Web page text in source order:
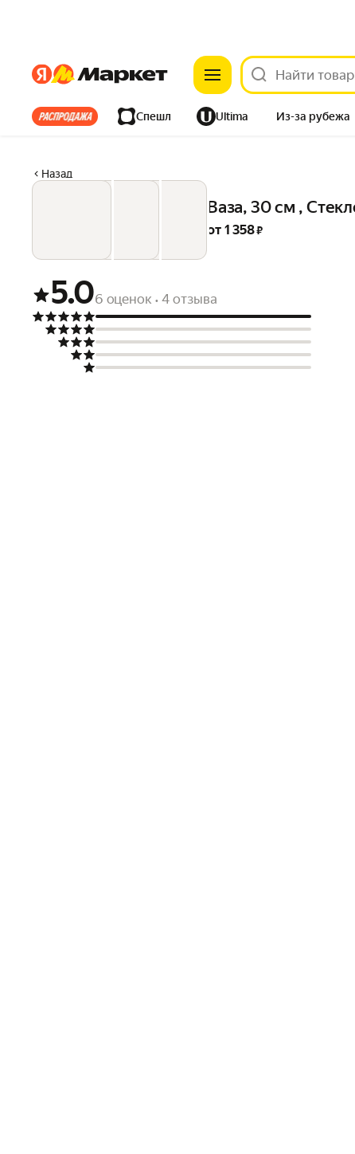
ЯндексЯндекс
Все хиты Спешл Ultima Из-за рубежа
Назад
Ваза, 30 см ,
от 1 358 ₽
5.06 оценок • 4 отзыва